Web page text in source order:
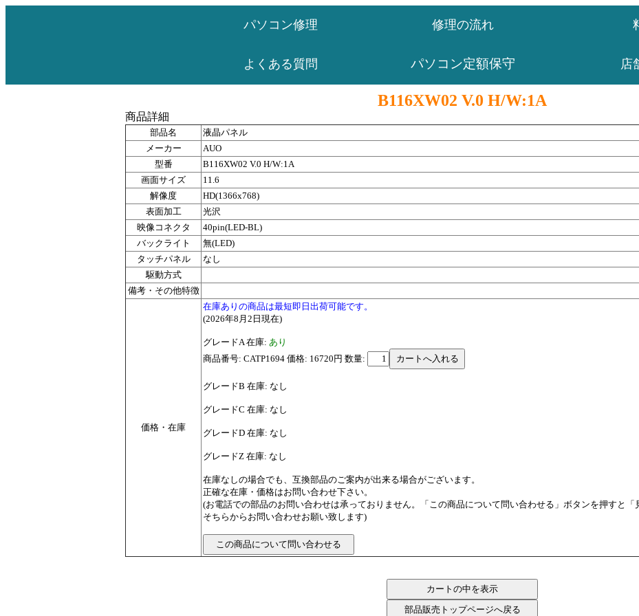
パソコン修理 修理の流れ
よくある質問 パソコン定額保守 店
B116XW02 V.0 H/W:1A
商品詳細
部品名
液晶パネル
メーカー
AUO
型番
B116XW02 V.0 H/W:1A
画面サイズ
11.6
解像度
HD(1366x768)
表面加工
光沢
映像コネクタ
40pin(LED-BL)
バックライト
無(LED)
タッチパネル
なし
駆動方式
備考・その他特徴
価格・在庫
在庫ありの商品は最短即日出荷可能です。
(2026年8月2日現在)
グレードA 在庫: あり
商品番号: CATP1694 価格: 16720円 数量:
グレードB 在庫: なし
グレードC 在庫: なし
グレードD 在庫: なし
グレードZ 在庫: なし
在庫なしの場合でも、互換部品のご案内が出来る場合がございます。
正確な在庫・価格はお問い合わせ下さい。
(お電話での部品のお問い合わせは承っておりません。「この商品について問い合わせる」ボタンを押すと「
そちらからお問い合わせお願い致します)